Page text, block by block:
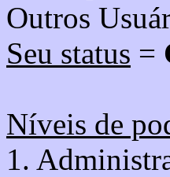
Outros
Seu status =
Níveis de
1.